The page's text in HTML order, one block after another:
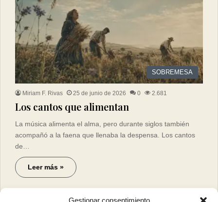
Gestionar consentimiento
SOBREMESA
Miriam F. Rivas 25 de junio de 2026 0 2.681
Los cantos que alimentan
La música alimenta el alma, pero durante siglos también
acompañó a la faena que llenaba la despensa. Los cantos
de…
Leer más »